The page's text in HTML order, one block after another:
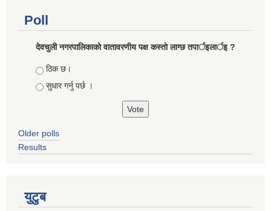
Poll
देवचुली नगरपालिकाकाे वातावरणीय पक्ष कस्ताे लाग्छ तपार्इलार्इ ?
Choices
ठिक छ।
सुधार गर्नु पर्छ ।
Older polls
Results
युटुब